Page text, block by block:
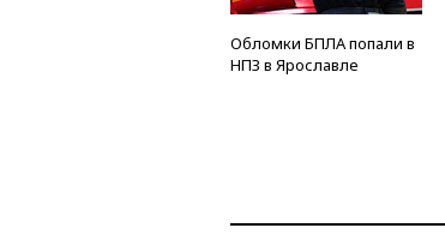
Обломки БПЛА попали в
НПЗ в Ярославле